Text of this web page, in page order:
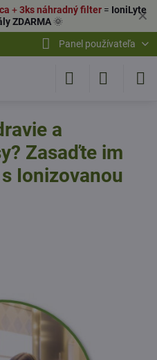
✕
+3ks náhradný filter= IoniLyte
ZDARMA 🌞
Panel používateľa
a
Zasaďte im
Ionizovanou